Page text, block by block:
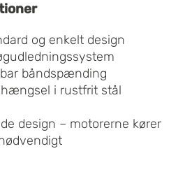
og enkelt design
båndspænding
i rustfrit stål
design – motorerne kører